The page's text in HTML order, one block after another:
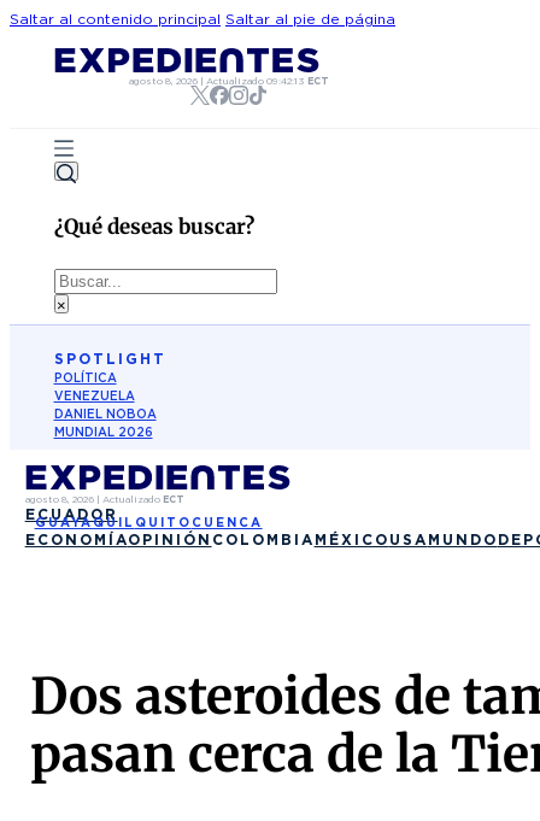
Saltar al contenido principal Saltar al pie de página
agosto 8, 2026 |Actualizado09:42:13 ECT
¿Qué deseas buscar?
Buscar
×
SPOTLIGHT
POLÍTICA
VENEZUELA
DANIEL NOBOA
MUNDIAL 2026
agosto 8, 2026| Actualizado ECT
ECUADOR
GUAYAQUIL QUITO CUENCA
ECONOMÍAOPINIÓN COLOMBIA MÉXICO USA MUNDO
Dos asteroides de
pasan cerca de la